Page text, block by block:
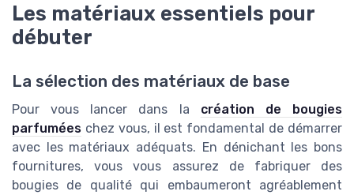
Les matériaux essentiels pour
débuter
La sélection des matériaux de base
Pour vous lancer dans la création de bougies
parfumées chez vous, il est fondamental de démarrer
avec les matériaux adéquats. En dénichant les bons
fournitures, vous vous assurez de fabriquer des
bougies de qualité qui embaumeront agréablement